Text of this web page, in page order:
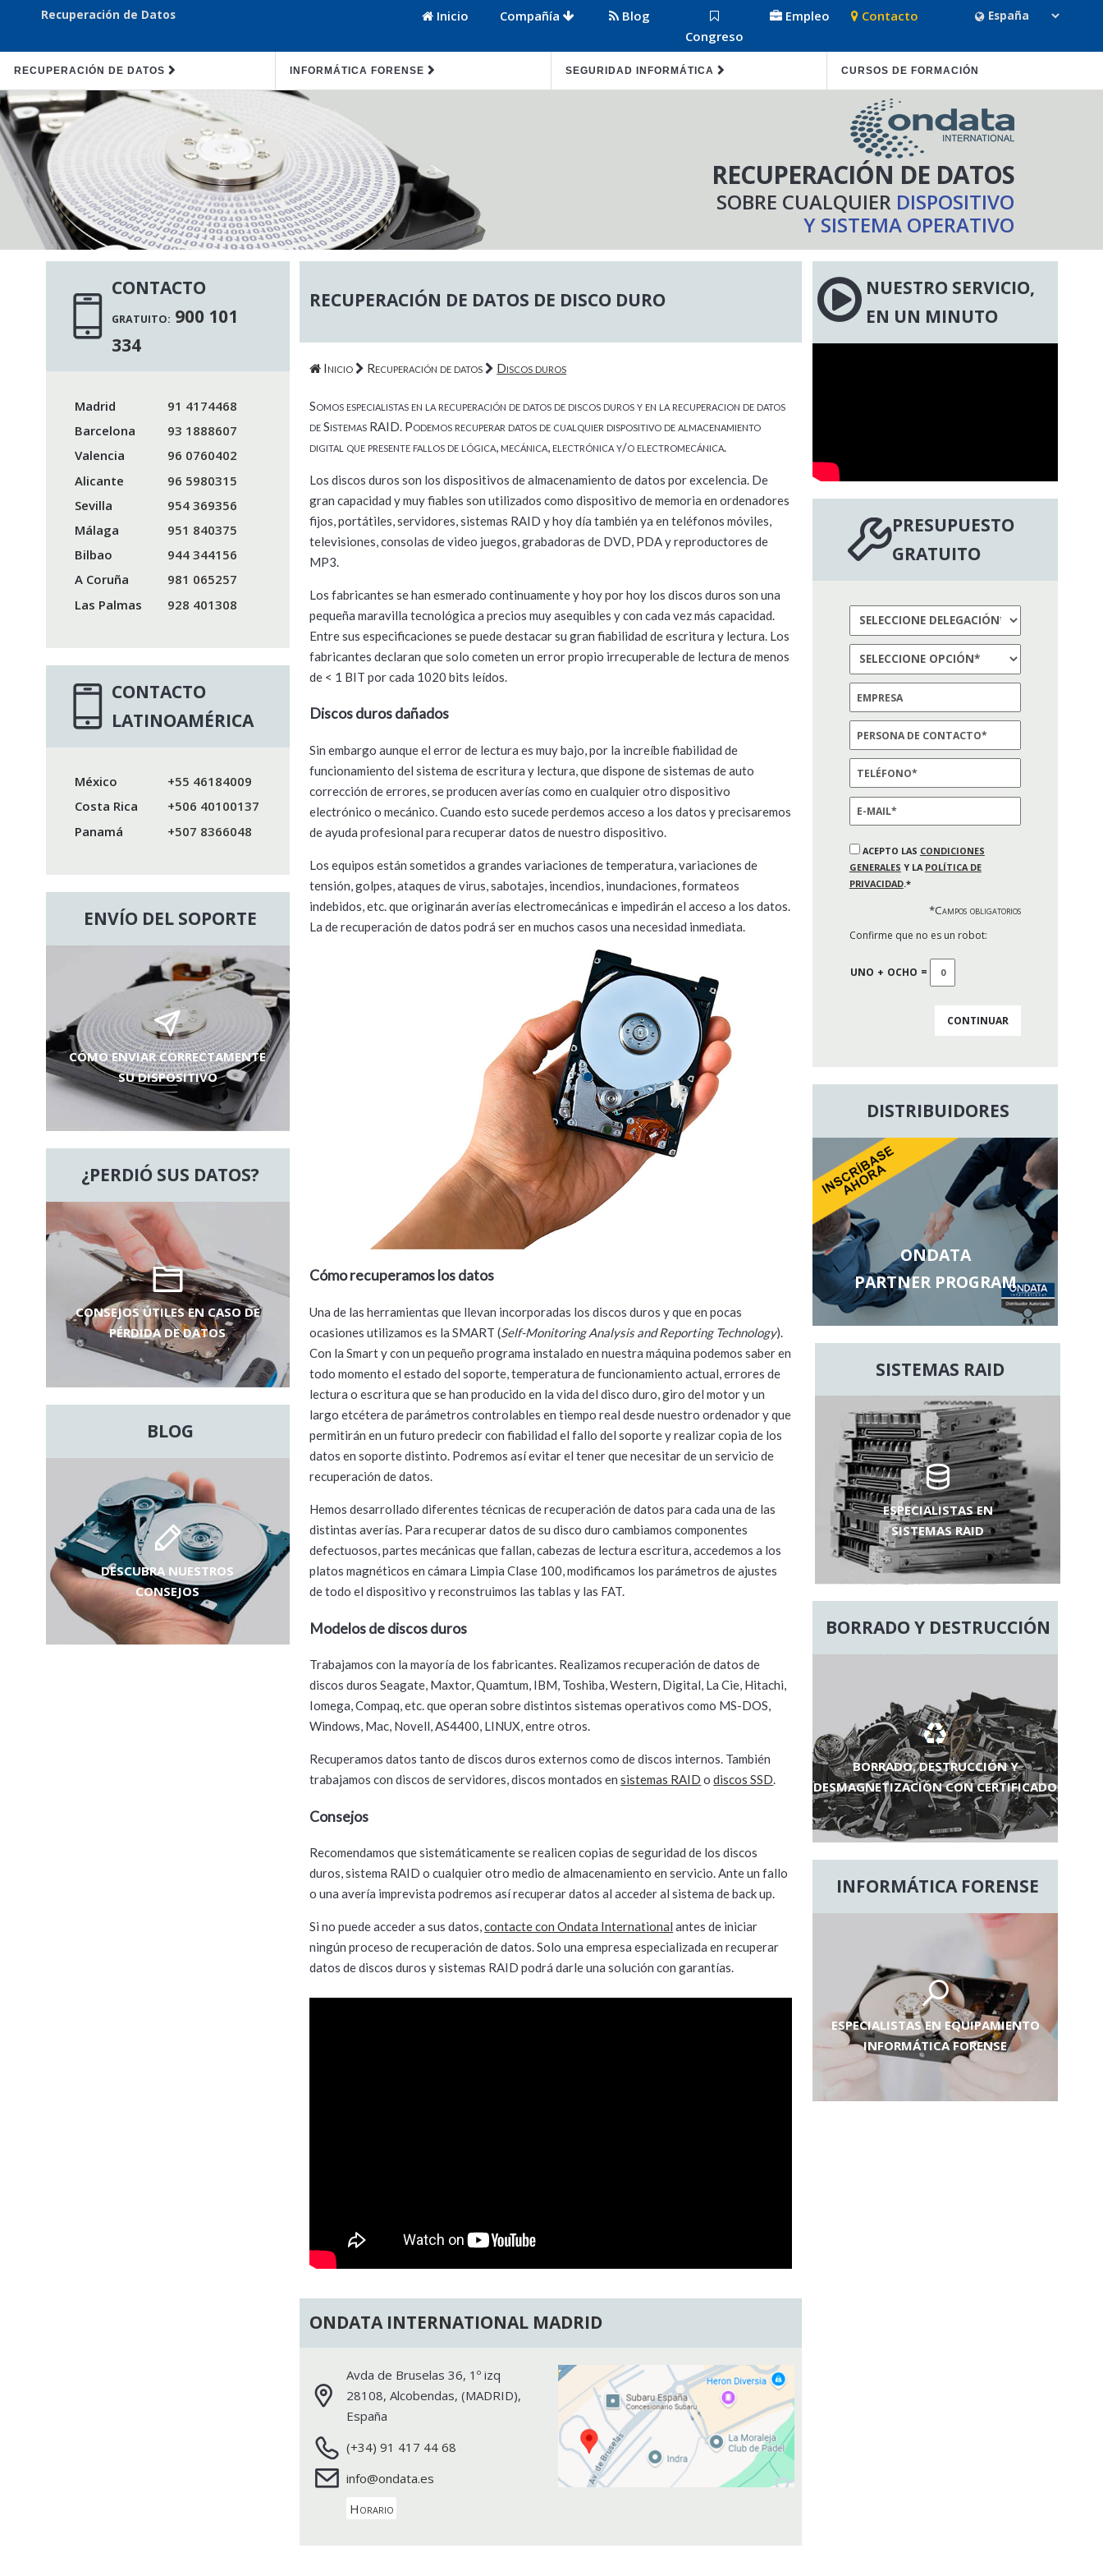
Recuperación de Datos Inicio Compañía
Blog
Congreso
Empleo Contacto
RECUPERACIÓN DE DATOS INFORMÁTICA FORENSE SEGURIDAD INFORMÁTICA CURSOS DE FORMACIÓN
RECUPERACIÓN DE DATOS
SOBRE CUALQUIER DISPOSITIVO
Y SISTEMA OPERATIVO
RECUPERACIÓN DE DATOS DE DISCO DURO
Inicio Recuperación de datos Discos duros
Somos especialistas en la recuperación de datos de discos duros y en la recuperacion de datos
de Sistemas RAID. Podemos recuperar datos de cualquier dispositivo de almacenamiento
digital que presente fallos de lógica, mecánica, electrónica y/o electromecánica.
Los discos duros son los dispositivos de almacenamiento de datos por excelencia. De
gran capacidad y muy fiables son utilizados como dispositivo de memoria en ordenadores
fijos, portátiles, servidores, sistemas RAID y hoy día también ya en teléfonos móviles,
televisiones, consolas de video juegos, grabadoras de DVD, PDA y reproductores de
MP3.
Los fabricantes se han esmerado continuamente y hoy por hoy los discos duros son una
pequeña maravilla tecnológica a precios muy asequibles y con cada vez más capacidad.
Entre sus especificaciones se puede destacar su gran fiabilidad de escritura y lectura. Los
fabricantes declaran que solo cometen un error propio irrecuperable de lectura de menos
de < 1 BIT por cada 1020 bits leídos.
Discos duros dañados
Sin embargo aunque el error de lectura es muy bajo, por la increíble fiabilidad de
funcionamiento del sistema de escritura y lectura, que dispone de sistemas de auto
corrección de errores, se producen averías como en cualquier otro dispositivo
electrónico o mecánico. Cuando esto sucede perdemos acceso a los datos y precisaremos
de ayuda profesional para recuperar datos de nuestro dispositivo.
Los equipos están sometidos a grandes variaciones de temperatura, variaciones de
tensión, golpes, ataques de virus, sabotajes, incendios, inundaciones, formateos
indebidos, etc. que originarán averías electromecánicas e impedirán el acceso a los datos.
La de recuperación de datos podrá ser en muchos casos una necesidad inmediata.
Cómo recuperamos los datos
Una de las herramientas que llevan incorporadas los discos duros y que en pocas
ocasiones utilizamos es la SMART (Self-Monitoring Analysis and Reporting Technology).
Con la Smart y con un pequeño programa instalado en nuestra máquina podemos saber en
todo momento el estado del soporte, temperatura de funcionamiento actual, errores de
lectura o escritura que se han producido en la vida del disco duro, giro del motor y un
largo etcétera de parámetros controlables en tiempo real desde nuestro ordenador y que
permitirán en un futuro predecir con fiabilidad el fallo del soporte y realizar copia de los
datos en soporte distinto. Podremos así evitar el tener que necesitar de un servicio de
recuperación de datos.
Hemos desarrollado diferentes técnicas de recuperación de datos para cada una de las
distintas averías. Para recuperar datos de su disco duro cambiamos componentes
defectuosos, partes mecánicas que fallan, cabezas de lectura escritura, accedemos a los
platos magnéticos en cámara Limpia Clase 100, modificamos los parámetros de ajustes
de todo el dispositivo y reconstruimos las tablas y las FAT.
Modelos de discos duros
Trabajamos con la mayoría de los fabricantes. Realizamos recuperación de datos de
discos duros Seagate, Maxtor, Quamtum, IBM, Toshiba, Western, Digital, La Cie, Hitachi,
Iomega, Compaq, etc. que operan sobre distintos sistemas operativos como MS-DOS,
Windows, Mac, Novell, AS4400, LINUX, entre otros.
Recuperamos datos tanto de discos duros externos como de discos internos. También
trabajamos con discos de servidores, discos montados ensistemas RAID odiscos SSD.
Consejos
Recomendamos que sistemáticamente se realicen copias de seguridad de los discos
duros, sistema RAID o cualquier otro medio de almacenamiento en servicio. Ante un fallo
o una avería imprevista podremos así recuperar datos al acceder al sistema de back up.
Si no puede acceder a sus datos,contacte con Ondata International antes de iniciar
ningún proceso de recuperación de datos. Solo una empresa especializada en recuperar
datos de discos duros y sistemas RAID podrá darle una solución con garantías.
ONDATA INTERNATIONAL MADRID
Avda de Bruselas 36, 1º izq
28108,Alcobendas, (MADRID),
España
(+34) 91 417 44 68
info@ondata.es
Horario
NUESTRO SERVICIO,
EN UN MINUTO
PRESUPUESTO
GRATUITO
ACEPTO LAS CONDICIONES
GENERALES Y LA POLÍTICA DE
PRIVACIDAD.*
*Campos obligatorios
Confirme que no es un robot:
UNO + OCHO =
DISTRIBUIDORES
ONDATA
PARTNER PROGRAM
SISTEMAS RAID
ESPECIALISTAS EN
SISTEMAS RAID
BORRADO Y DESTRUCCIÓN
BORRADO, DESTRUCCIÓN Y
DESMAGNETIZACIÓN CON CERTIFICADO
INFORMÁTICA FORENSE
ESPECIALISTAS EN EQUIPAMIENTO
INFORMÁTICA FORENSE
CONTACTO
GRATUITO: 900 101
334
Madrid
91 4174468
Barcelona
93 1888607
Valencia
96 0760402
Alicante
96 5980315
Sevilla
954 369356
Málaga
951 840375
Bilbao
944 344156
A Coruña
981 065257
Las Palmas
928 401308
CONTACTO
LATINOAMÉRICA
México
+55 46184009
Costa Rica
+506 40100137
Panamá
+507 8366048
ENVÍO DEL SOPORTE
CÓMO ENVIAR CORRECTAMENTE
SU DISPOSITIVO
¿PERDIÓ SUS DATOS?
CONSEJOS ÚTILES EN CASO DE
PÉRDIDA DE DATOS
BLOG
DESCUBRA NUESTROS
CONSEJOS